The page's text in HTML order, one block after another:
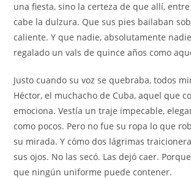
una fiesta, sino la certeza de que allí,
cabe la dulzura. Que sus pies bailaban
caliente. Y que nadie, absolutamente
regalado un vals de quince años como
Justo cuando su voz se quebraba, todos
Héctor, el muchacho de Cuba, aquel que
emociona. Vestía un traje impecable,
como pocos. Pero no fue su ropa lo que
su mirada. Y cómo dos lágrimas
sus ojos. No las secó. Las dejó caer.
que ningún uniforme puede contener.